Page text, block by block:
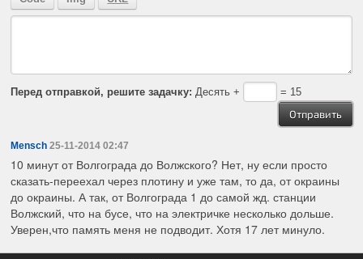
Перед отправкой, решите задачку: Десять + = 15
Mensch 25-11-2014 02:47
10 минут от Волгограда до Волжского? Нет, ну если просто
сказать-переехал через плотину и уже там, то да, от окраины
до окраины. А так, от Волгограда 1 до самой жд. станции
Волжский, что на бусе, что на электричке несколько дольше.
Уверен,что память меня не подводит. Хотя 17 лет минуло.